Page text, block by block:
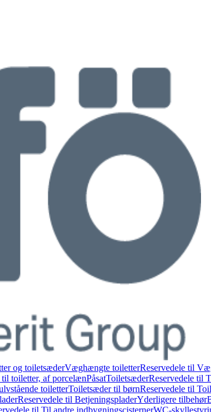
og toiletsæderVæghængte toiletterReservedele til
toiletter, af porcelænPåsatToiletsæderReservedele til
toiletterToiletsæder til børnReservedele til
Reservedele til BetjeningspladerYderligere tilbehør
til Til andre indbygningscisternerWC-